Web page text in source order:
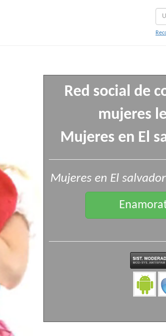
Red social de
mujeres
Mujeres en El
Mujeres en El